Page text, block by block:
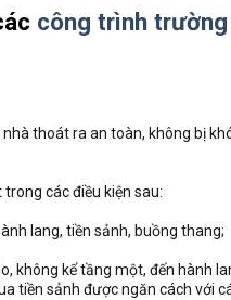
công trình
thoát ra an toàn, không bị
các điều kiện sau:
lang, tiền sảnh, buồng thang;
không kể tầng một, đến hành
tiền sảnh được ngăn cách với